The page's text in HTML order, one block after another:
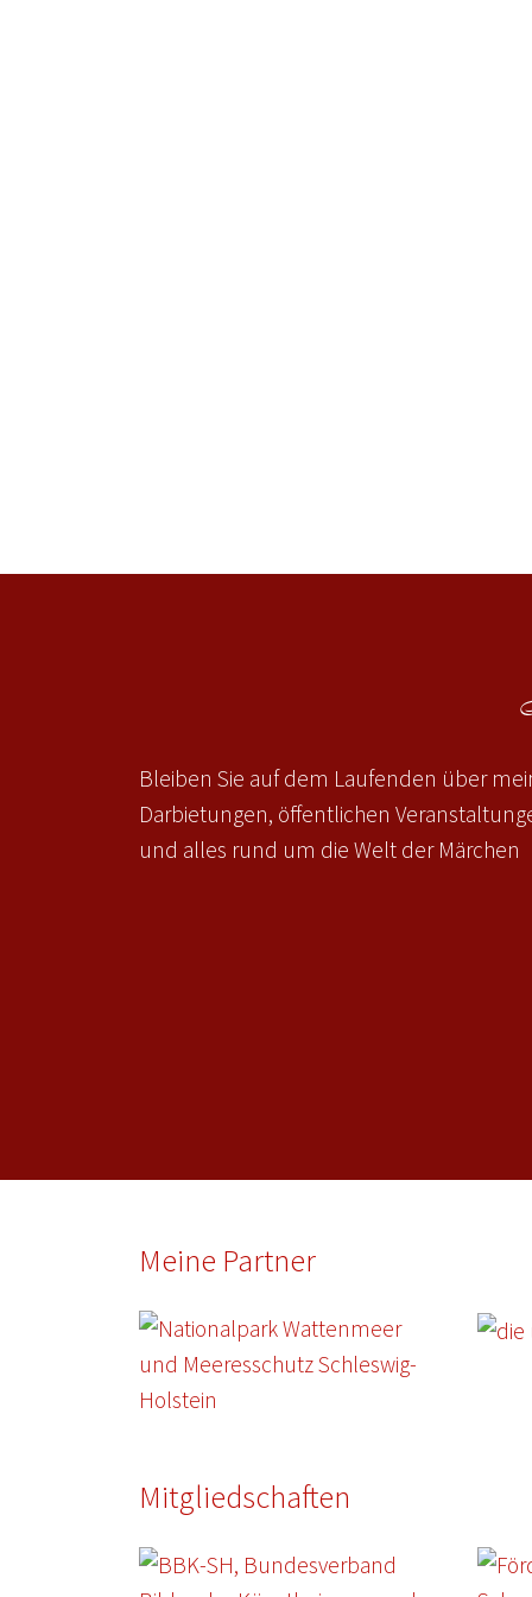
Bleiben Sie auf dem Laufenden über
Darbietungen, öffentlichen
und alles rund um die Welt der Märchen
Meine Partner
Mitgliedschaften